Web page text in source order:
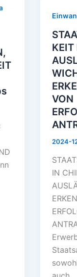
KEIT
VON
2024-
IN